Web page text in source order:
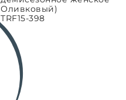
Оливковый)
TRF15-398